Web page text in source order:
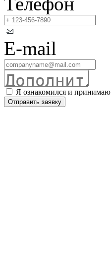
E-mail
Я ознакомился и принимаю
Отправить заявку